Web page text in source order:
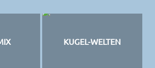
KUGEL-WELTEN